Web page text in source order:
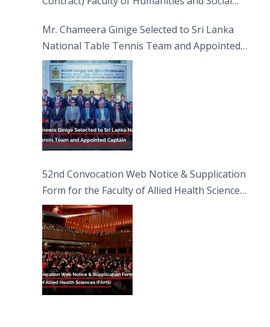
Mr. Chameera Ginige Selected to Sri Lanka
National Table Tennis Team and Appointed
Captain
52nd Convocation Web Notice & Supplication
Form for the Faculty of Allied Health Sciences
(FAHS)